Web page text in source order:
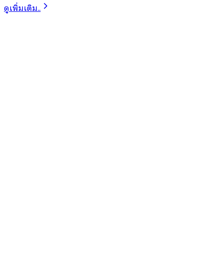
ดูเพิ่มเติม..